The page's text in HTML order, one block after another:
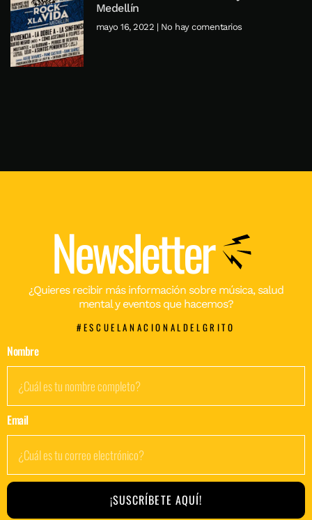
Medellín
mayo 16, 2022 No hay comentarios
Newsletter
¿Quieres recibir más información sobre música, salud
mental y eventos que hacemos?
#ESCUELANACIONALDELGRITO
Nombre
Email
¡SUSCRÍBETE AQUÍ!